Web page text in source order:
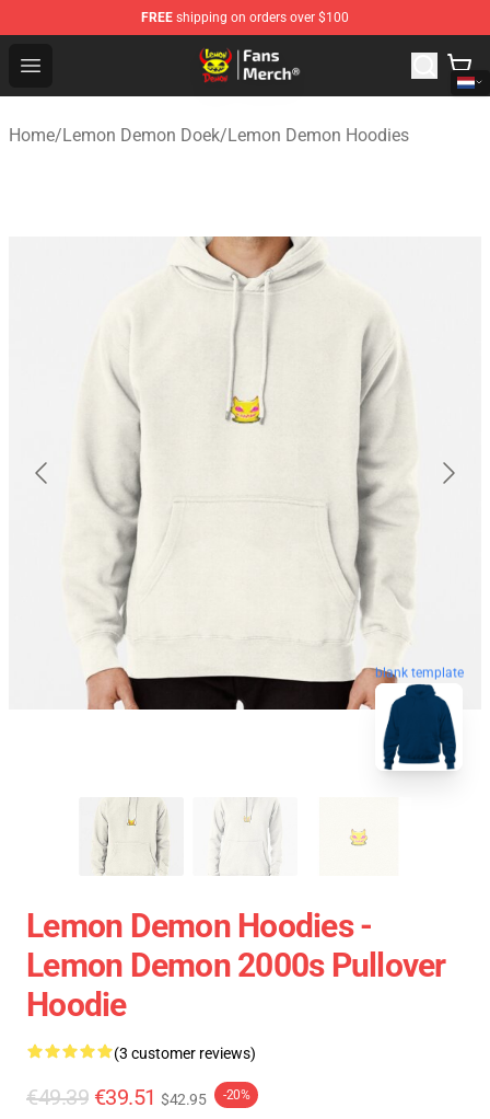
FREE shipping on orders over $100
Open menu
Lemon Demon Store - Official Lemon Demon
Home/Lemon Demon Doek/Lemon Demon Hoodies
blank template
Lemon Demon Hoodies -
Lemon Demon 2000s Pullover
Hoodie
(3 customer reviews)
€49.39 €39.51 $42.95 -20%